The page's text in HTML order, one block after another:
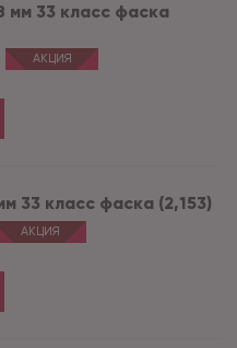
мм 33 класс фаска
АКЦИЯ
33 класс фаска (2,153)
АКЦИЯ